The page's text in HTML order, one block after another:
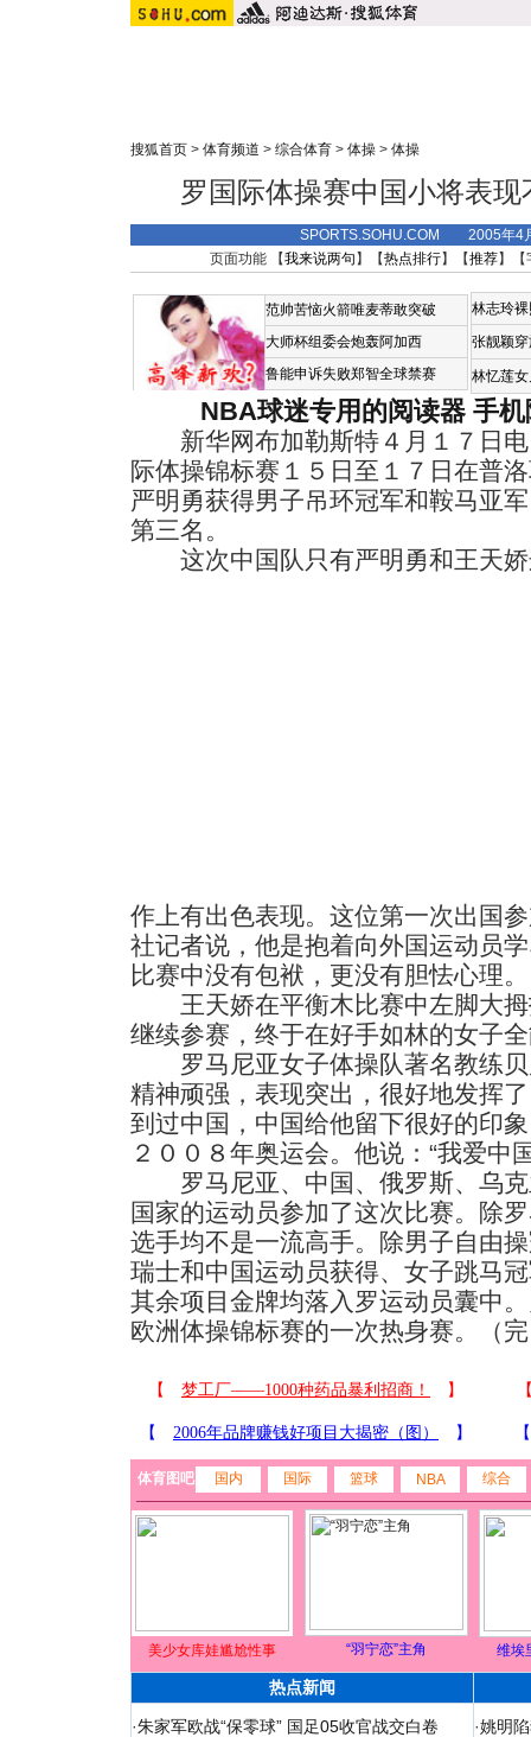
搜狐首页 > 体育频道 > 综合体育 > 体操 > 体操
罗国际体操赛中国小将表
SPORTS.SOHU.COM 2005年4
页面功能 【我来说两句 】【热点排行】【推荐】【
范帅苦恼火箭唯麦蒂敢突破
大师杯组委会炮轰阿加西
鲁能申诉失败郑智全球禁赛
林志玲
张靓颖
林忆莲
NBA球迷专用的阅读器 手
新华网布加勒斯特４月１７日电
际体操锦标赛１５日至１７日在普
严明勇获得男子吊环冠军和鞍马亚
第三名。
这次中国队只有严明勇和王天娇
作上有出色表现。这位第一次出国
社记者说，他是抱着向外国运动员
比赛中没有包袱，更没有胆怯心理。
王天娇在平衡木比赛中左脚大拇
继续参赛，终于在好手如林的女子
罗马尼亚女子体操队著名教练贝
精神顽强，表现突出，很好地发挥
到过中国，中国给他留下很好的印
２００８年奥运会。他说：“我爱中
罗马尼亚、中国、俄罗斯、乌克
国家的运动员参加了这次比赛。除
选手均不是一流高手。除男子自由
瑞士和中国运动员获得、女子跳马
其余项目金牌均落入罗运动员囊中
欧洲体操锦标赛的一次热身赛。（
体育图吧 国内 国际 篮球 NBA 综合
美少女库娃尴尬性事 “羽宁恋”主角 维埃
热点新闻
·朱家军欧战“保零球” 国足05收官战交白卷
·姚明